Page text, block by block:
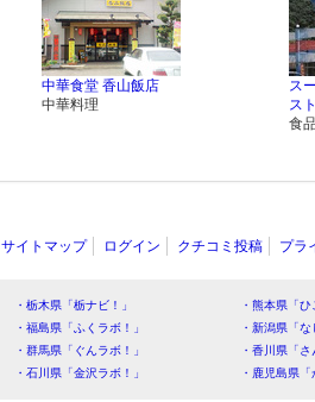
中華食堂 香山飯店
中華料理
ス
ス
食
サイトマップ ログイン クチコミ投稿 プラ
・栃木県「栃ナビ！」
・熊本県「
・福島県「ふくラボ！」
・新潟県「
・群馬県「ぐんラボ！」
・香川県「
・石川県「金沢ラボ！」
・鹿児島県